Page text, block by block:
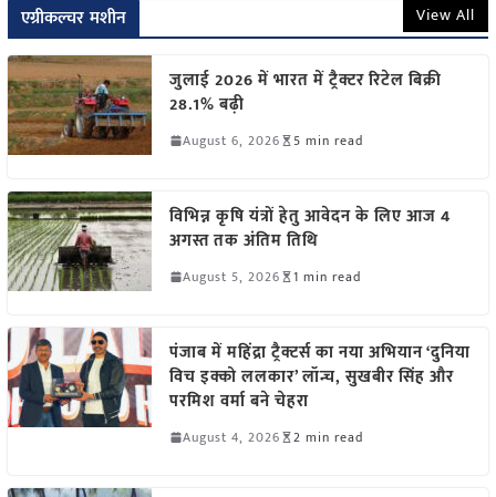
एग्रीकल्चर मशीन View All
जुलाई 2026 में भारत में ट्रैक्टर रिटेल बिक्री
28.1% बढ़ी
August 6, 2026 5 min read
विभिन्न कृषि यंत्रों हेतु आवेदन के लिए आज 4
अगस्त तक अंतिम तिथि
August 5, 2026 1 min read
पंजाब में महिंद्रा ट्रैक्टर्स का नया अभियान ‘दुनिया
विच इक्को ललकार’ लॉन्च, सुखबीर सिंह और
परमिश वर्मा बने चेहरा
August 4, 2026 2 min read